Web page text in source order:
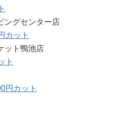
ングセンター店
カット
ット鴨池店
ト
円カット